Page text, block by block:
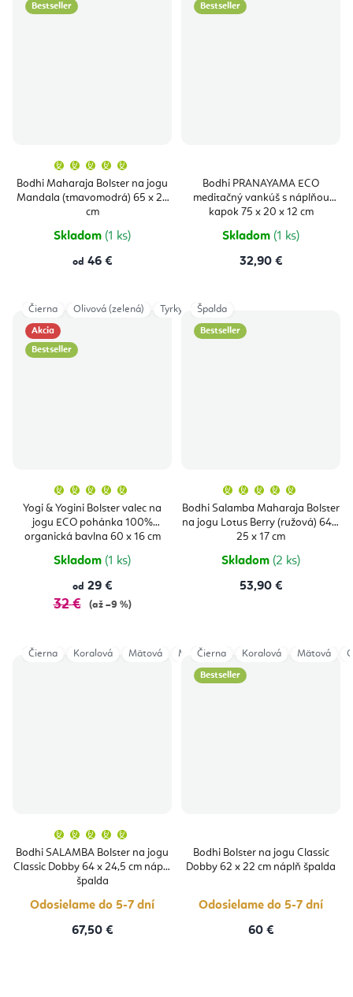
Bestseller
Bodhi Maharaja Bolster na jogu
Mandala (tmavomodrá) 65 x 23
cm
produktu
je
5,0
Skladom (1 ks)
od 46 €
Bestseller
Bodhi PRANAYAMA ECO
meditačný vankúš s náplňou
kapok 75 x 20 x 12 cm
Skladom (1 ks)
32,90 €
Akcia
Bestseller
Yogi & Yogini Bolster valec na
jogu ECO pohánka 100%
organická bavlna 60 x 16 cm
produktu
je
5,0
z
5
Skladom (1 ks)
od 29 €
32 € (až –9 %)
Čierna Olivová (zelená) Tyrkysová
Bestseller
Bodhi Salamba Maharaja Bolster
na jogu Lotus Berry (ružová) 64 x
25 x 17 cm
produktu
je
5,0
Skladom (2 ks)
53,90 €
Špalda
Bodhi SALAMBA Bolster na jogu
Classic Dobby 64 x 24,5 cm náplň
špalda
produktu
je
5,0
hviezdičiek.
Odosielame do 5-7 dní
67,50 €
Čierna Koralová Mätová Modrá Oriešková Ružová Sivá
Bestseller
Bodhi Bolster na jogu Classic
Dobby 62 x 22 cm náplň špalda
Odosielame do 5-7 dní
60 €
Čierna Koralová Mätová